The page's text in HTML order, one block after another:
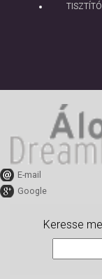
E-mail
Google
Keresse